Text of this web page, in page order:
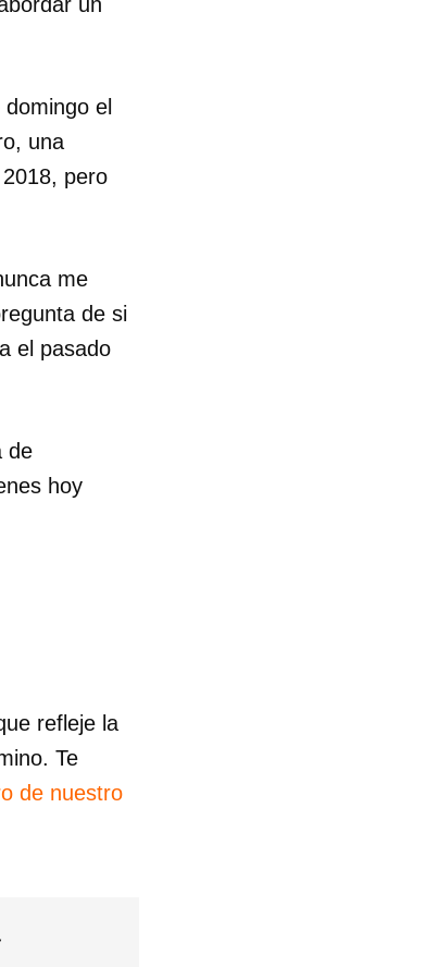
el
una
pero
me
de si
el pasado
de
hoy
refleje la
Te
de nuestro